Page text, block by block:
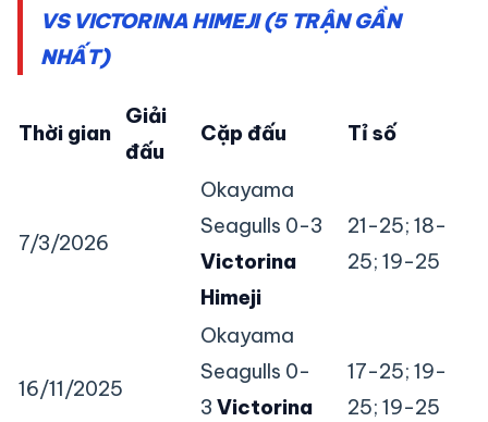
VS VICTORINA HIMEJI (5 TRẬN GẦN
NHẤT)
Thời gian
Giải
đấu
Cặp đấu Tỉ số
7/3/2026
Okayama
Seagulls 0-3
Victorina
Himeji
21-25; 18-
25; 19-25
16/11/2025
Okayama
Seagulls 0-
3 Victorina
17-25; 19-
25; 19-25